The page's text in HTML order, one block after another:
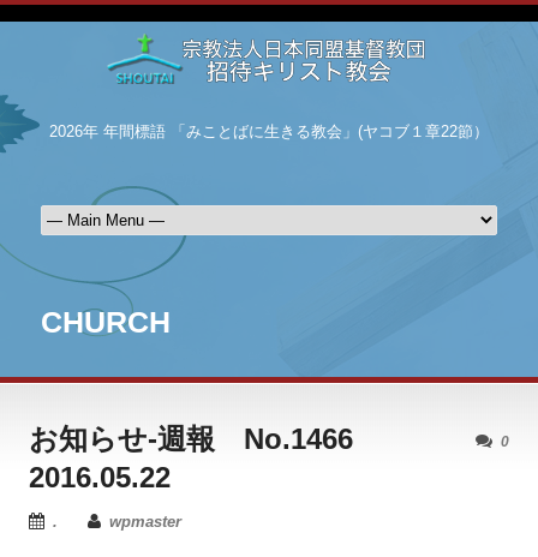
2026年 年間標語 「みことばに生きる教会」(ヤコブ１章22節）
CHURCH
0
お知らせ-週報 No.1466
2016.05.22
. wpmaster